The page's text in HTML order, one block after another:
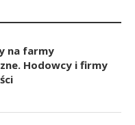
na farmy
Hodowcy i firmy